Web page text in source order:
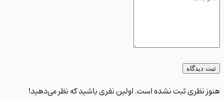
دیدگاه
نظری ثبت نشده است. اولین نفری باشید که نظر می‌دهید!